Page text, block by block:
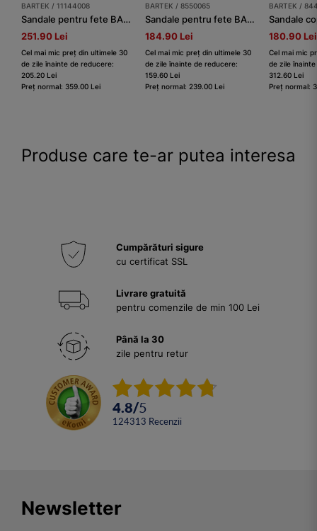
BARTEK / 11144008
Sandale pentru fete BARTEK 11144008, roz
251.90 Lei
Cel mai mic preț din ultimele 30
de zile înainte de reducere:
205.20 Lei
Preț normal: 359.00 Lei
BARTEK / 8550065
Sandale pentru fete BARTEK, 85500-65, roz
184.90 Lei
Cel mai mic preț din ultimele 30
de zile înainte de reducere:
159.60 Lei
Preț normal: 239.00 Lei
BARTEK /
Sandale
180.90 Lei
Cel mai mic
de zile
312.60 Lei
Preț normal:
Produse care te-ar putea interesa
Cumpărături sigure
cu certificat SSL
Livrare gratuită
pentru comenzile de min 100 Lei
Până la 30
zile pentru retur
4.8/5
124313 Recenzii
Newsletter